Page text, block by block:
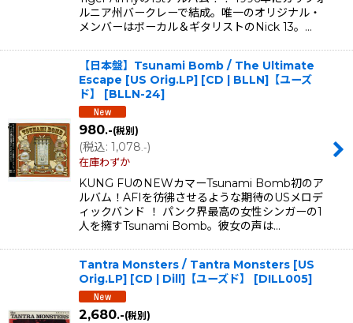
ルニア州バークレーで結成。唯一のオリジナル・
メンバーはボーカル＆ギタリストのNick 13。…
【日本盤】Tsunami Bomb / The Ultimate
Escape [US Orig.LP] [CD | BLLN]【ユーズ
ド】
[BLLN-24]
980.-(税別)
(税込: 1,078 .-)
在庫わずか
KUNG FUのNEWカマーTsunami Bomb初のア
ルバム！AFIを彷彿させるような期待のUSメロデ
ィックバンド ！ パンク界最高の女性シンガーの1
人を擁すTsunami Bomb。彼女の声は…
Tantra Monsters / Tantra Monsters [US
Orig.LP] [CD | Dill]【ユーズド】
[DILL005]
2,680.-(税別)